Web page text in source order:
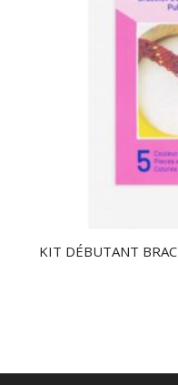
KIT DÉBUTANT